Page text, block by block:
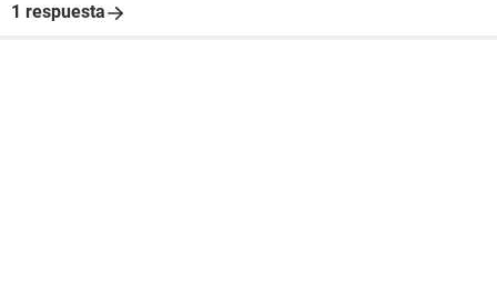
1 respuesta